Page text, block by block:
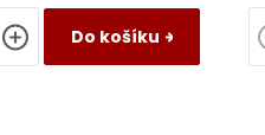
Do košíku